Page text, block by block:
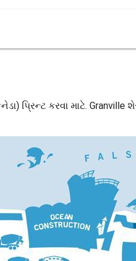
પ્રિન્ટ કરવા માટે. Granville